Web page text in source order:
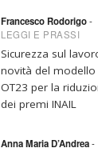
Francesco Rodorigo-
LEGGI E PRASSI
Sicurezza sul
novità del modello
OT23 per la
dei premi INAIL
Anna Maria D’Andrea-